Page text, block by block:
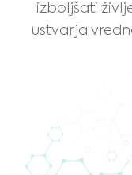
izboljšati
ustvarja